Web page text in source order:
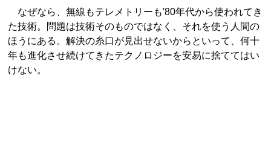
なぜなら、無線もテレメトリーも'80年代から使われてき
た技術。問題は技術そのものではなく、それを使う人間の
ほうにある。解決の糸口が見出せないからといって、何十
年も進化させ続けてきたテクノロジーを安易に捨ててはい
けない。